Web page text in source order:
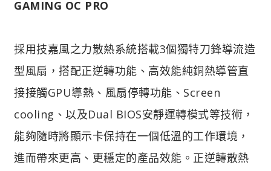
GAMING OC PRO
採用技嘉風之力散熱系統搭載3個獨特刀鋒導流造
型風扇，搭配正逆轉功能、高效能純銅熱導管直
接接觸GPU導熱、風扇停轉功能、Screen
cooling、以及Dual BIOS安靜運轉模式等技術，
能夠隨時將顯示卡保持在一個低溫的工作環境，
進而帶來更高、更穩定的產品效能。正逆轉散熱